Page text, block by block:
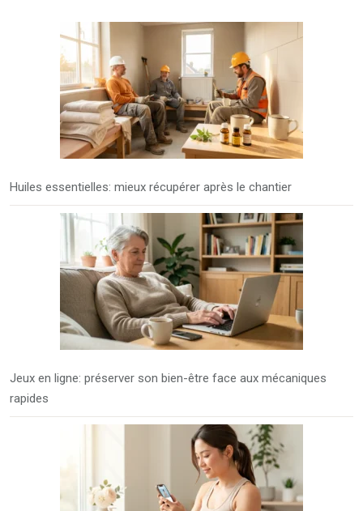
Huiles essentielles: mieux récupérer après le chantier
Jeux en ligne: préserver son bien-être face aux mécaniques
rapides